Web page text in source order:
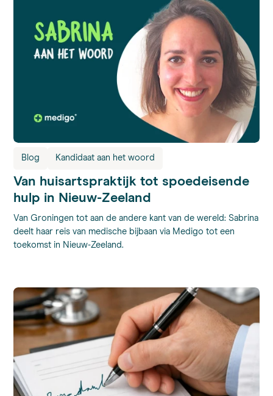
Blog Kandidaat aan het woord
Van huisartspraktijk tot spoedeisende
hulp in Nieuw-Zeeland
Van Groningen tot aan de andere kant van de wereld: Sabrina
deelt haar reis van medische bijbaan via Medigo tot een
toekomst in Nieuw-Zeeland.